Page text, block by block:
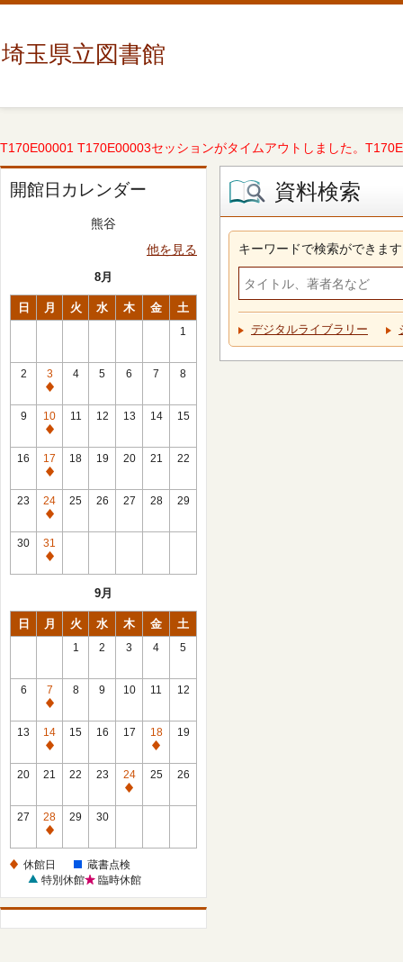
埼玉県立図書館
T170E00001 T170E00003セッションがタイムアウトしました。
開館日カレンダー
熊谷
他を見る
8月
日 月 火 水 木 金 土
1
2
3
休
館
日
4 5 6 7 8
9
10
休
館
日
11 12 13 14 15
16
17
休
館
日
18 19 20 21 22
23
24
休
館
日
25 26 27 28 29
30
31
休
9月
日 月 火 水 木 金 土
1 2 3 4 5
6
7
休
館
日
8 9 10 11 12
13
14
休
館
15 16 17
18
休
館
19
20 21 22 23
24
休
25 26
27
28
休
日
29 30
休館日
蔵書点検
特別休館
臨時休館
資料検索
キーワードで検索ができます
デジタルライブラリー